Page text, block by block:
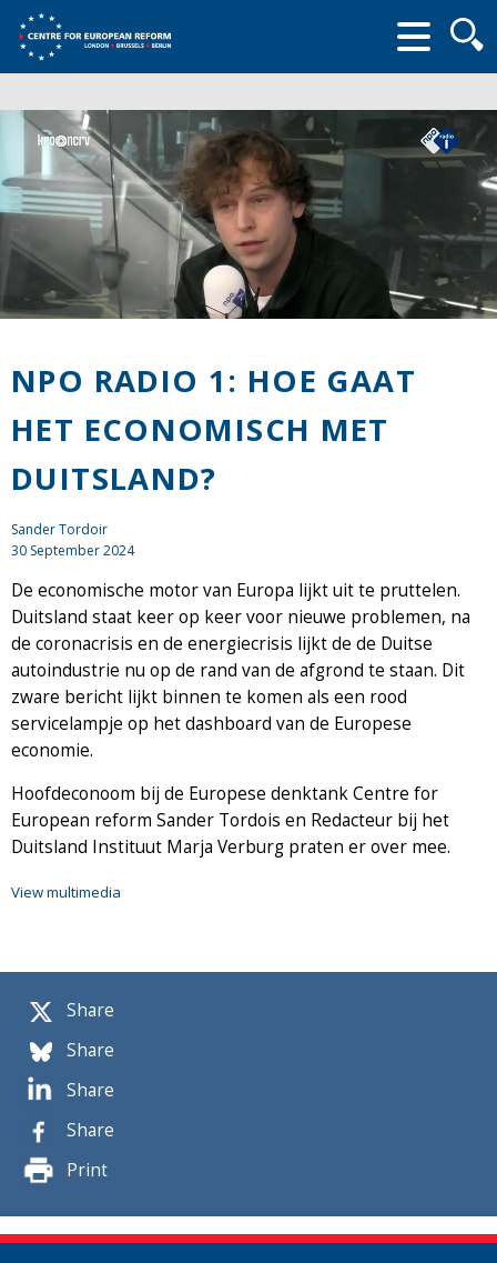
form
Share
Share
Share
Share
Print
NPO RADIO 1: HOE GAAT
HET ECONOMISCH MET
DUITSLAND?
Sander Tordoir
30 September 2024
De economische motor van Europa lijkt uit te pruttelen.
Duitsland staat keer op keer voor nieuwe problemen, na
de coronacrisis en de energiecrisis lijkt de de Duitse
autoindustrie nu op de rand van de afgrond te staan. Dit
zware bericht lijkt binnen te komen als een rood
servicelampje op het dashboard van de Europese
economie.
Hoofdeconoom bij de Europese denktank Centre for
European reform Sander Tordois en Redacteur bij het
Duitsland Instituut Marja Verburg praten er over mee.
View multimedia